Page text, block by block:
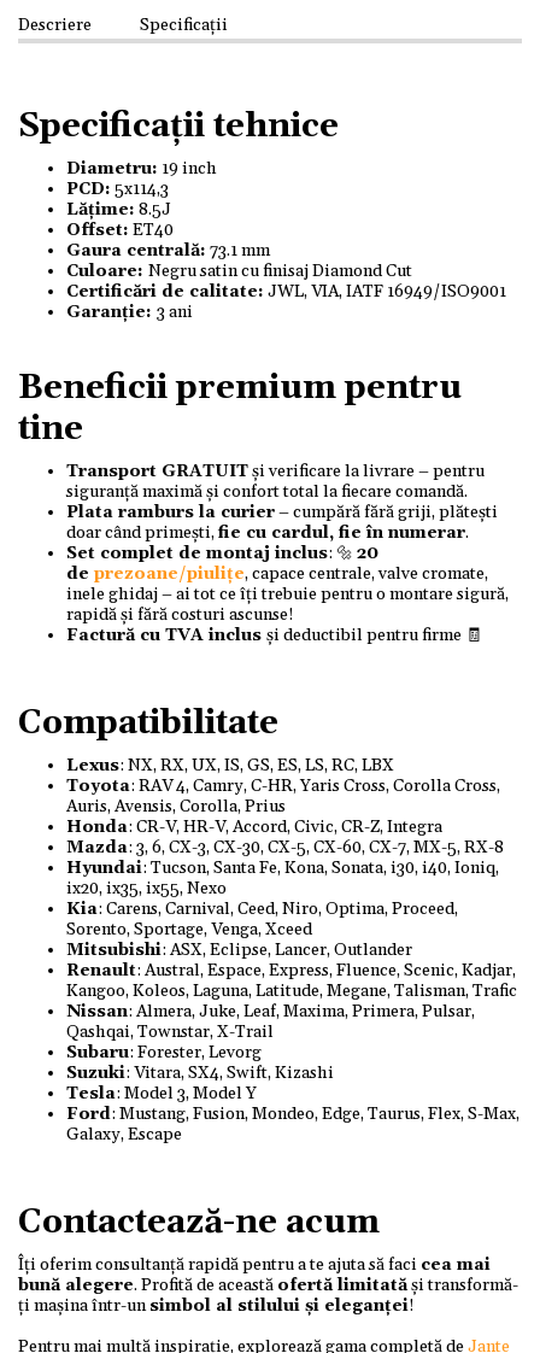
Descriere Specificații
Specificații tehnice
Diametru: 19 inch
PCD: 5x114,3
Lățime: 8.5J
Offset: ET40
Gaura centrală: 73.1 mm
Culoare: Negru satin cu finisaj Diamond Cut
Certificări de calitate: JWL, VIA, IATF 16949/ISO9001
Garanție: 3 ani
Beneficii premium pentru
tine
Transport GRATUITși verificare la livrare – pentru
siguranță maximă și confort total la fiecare comandă.
Plata ramburs la curier– cumpără fără griji, plătești
doar când primești,fie cu cardul, fie în numerar.
Set complet de montaj inclus: 🔩 20
de prezoane/piulițe, capace centrale, valve cromate,
inele ghidaj – ai tot ce îți trebuie pentru o montare sigură,
rapidă și fără costuri ascunse!
Factură cu TVA inclus și deductibil pentru firme 🧾
Compatibilitate
Lexus: NX, RX, UX, IS, GS, ES, LS, RC, LBX
Toyota: RAV 4, Camry, C-HR, Yaris Cross, Corolla Cross,
Auris, Avensis, Corolla, Prius
Honda: CR-V, HR-V, Accord, Civic, CR-Z, Integra
Mazda: 3, 6, CX-3, CX-30, CX-5, CX-60, CX-7, MX-5, RX-8
Hyundai: Tucson, Santa Fe, Kona, Sonata, i30, i40, Ioniq,
ix20, ix35, ix55, Nexo
Kia: Carens, Carnival, Ceed, Niro, Optima, Proceed,
Sorento, Sportage, Venga, Xceed
Mitsubishi: ASX, Eclipse, Lancer, Outlander
Renault: Austral, Espace, Express, Fluence, Scenic, Kadjar,
Kangoo, Koleos, Laguna, Latitude, Megane, Talisman, Trafic
Nissan: Almera, Juke, Leaf, Maxima, Primera, Pulsar,
Qashqai, Townstar, X-Trail
Subaru: Forester, Levorg
Suzuki: Vitara, SX4, Swift, Kizashi
Tesla: Model 3, Model Y
Ford: Mustang, Fusion, Mondeo, Edge, Taurus, Flex, S-Max,
Galaxy, Escape
Contactează-ne acum
Îți oferim consultanță rapidă pentru a te ajuta să faci cea mai
bună alegere. Profită de această ofertă limitatăși transformă-
ți mașina într-unsimbol al stilului și eleganței!
Pentru mai multă inspirație, explorează gama completă deJante